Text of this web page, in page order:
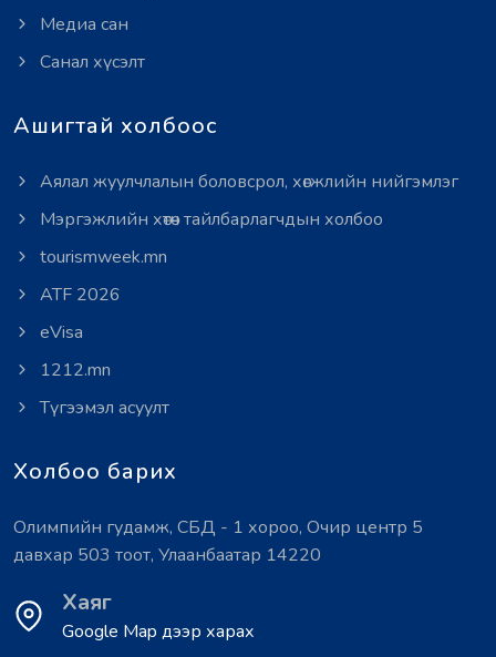
Медиа сан
Санал хүсэлт
Ашигтай холбоос
Аялал жуулчлалын боловсрол, хөгжлийн нийгэмлэг
Мэргэжлийн хөтөч тайлбарлагчдын холбоо
tourismweek.mn
ATF 2026
eVisa
1212.mn
Түгээмэл асуулт
Холбоо барих
Олимпийн гудамж, СБД - 1 хороо, Очир центр 5
давхар 503 тоот, Улаанбаатар 14220
Хаяг
Google Map дээр харах